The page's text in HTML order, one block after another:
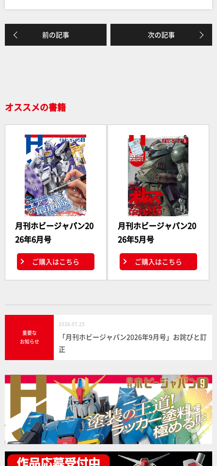
c
e
b
e
前の記事 次の記事
オススメの書籍
月刊ホビージャパン20
26年6月号
ご購入はこちら
月刊ホビージャパン20
26年5月号
ご購入はこちら
重要な
お知らせ
2026.07.25
「月刊ホビージャパン2026年9月号」お詫びと訂
正